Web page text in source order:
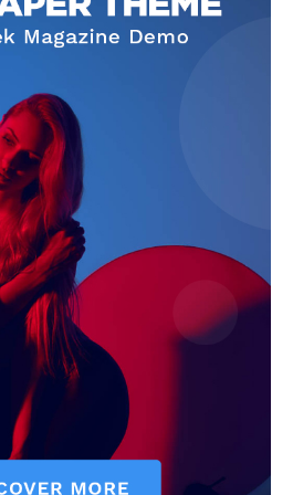
élményportál
ELŐFIZETÉS